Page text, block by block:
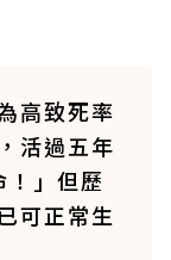
高致死率
活過五年
」但歷
可正常生